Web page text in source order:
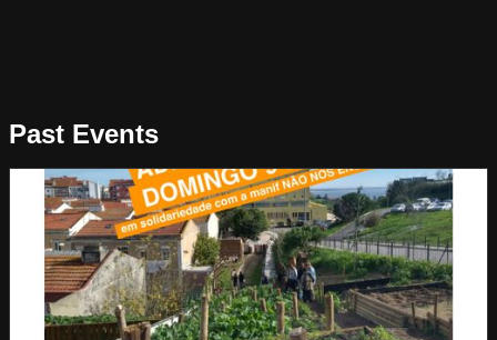
Past Events